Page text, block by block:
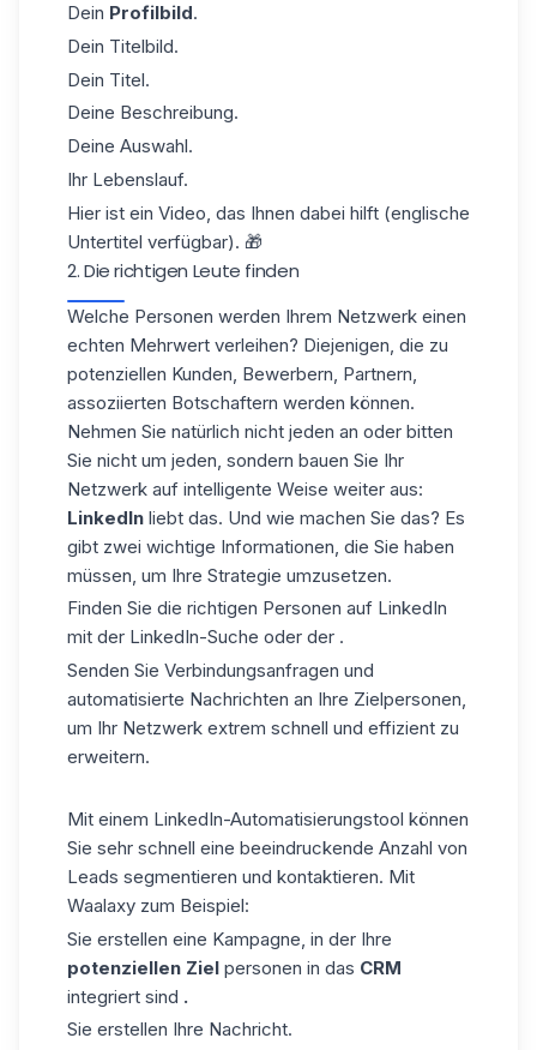
Dein Profilbild.
Dein Titelbild.
Dein Titel.
Deine Beschreibung.
Deine Auswahl.
Ihr Lebenslauf.
Hier ist ein Video, das Ihnen dabei hilft (englische
Untertitel verfügbar). 🎁
2. Die richtigen Leute finden
Welche Personen werden Ihrem Netzwerk einen
echten Mehrwert verleihen? Diejenigen, die zu
potenziellen Kunden, Bewerbern, Partnern,
assoziierten Botschaftern werden können.
Nehmen Sie natürlich nicht jeden an oder bitten
Sie nicht um jeden, sondern bauen Sie Ihr
Netzwerk auf intelligente Weise weiter aus:
LinkedIn liebt das. Und wie machen Sie das? Es
gibt zwei wichtige Informationen, die Sie haben
müssen, um Ihre Strategie umzusetzen.
Finden Sie die richtigen Personen auf LinkedIn
mit der LinkedIn-Suche oder der .
Senden Sie Verbindungsanfragen und
automatisierte Nachrichten an Ihre Zielpersonen,
um Ihr Netzwerk extrem schnell und effizient zu
erweitern.
Mit einem LinkedIn-Automatisierungstool können
Sie sehr schnell eine beeindruckende Anzahl von
Leads segmentieren und kontaktieren. Mit
Waalaxy zum Beispiel:
Sie erstellen eine Kampagne, in der Ihre
potenziellen Ziel personen in das CRM
integriert sind .
Sie erstellen Ihre Nachricht.